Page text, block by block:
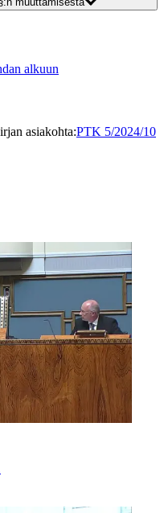
alkuun
asiakohta:PTK 5/2024/10